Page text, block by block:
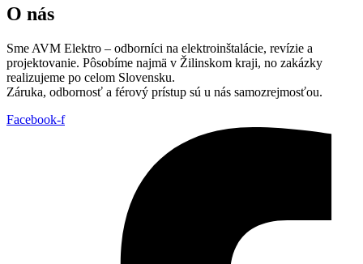
O nás
Sme AVM Elektro – odborníci na elektroinštalácie, revízie a
projektovanie. Pôsobíme najmä v Žilinskom kraji, no zakázky
realizujeme po celom Slovensku.
Záruka, odbornosť a férový prístup sú u nás samozrejmosťou.
Facebook-f